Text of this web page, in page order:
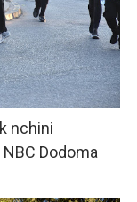
KWA
NA OSHA
WANANCHI
MDHAMINI
nchini
Dodoma